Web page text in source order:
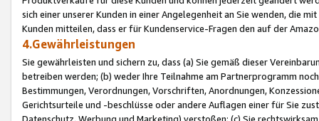
sich einer unserer Kunden in einer Angelegenheit an Sie wenden, die
Kunden mitteilen, dass er für Kundenservice-Fragen den auf der
4.Gewährleistungen
Sie gewährleisten und sichern zu, dass (a) Sie gemäß dieser
betreiben werden; (b) weder Ihre Teilnahme am Partnerprogramm
Bestimmungen, Verordnungen, Vorschriften, Anordnungen,
Gerichtsurteile und -beschlüsse oder andere Auflagen einer für Sie